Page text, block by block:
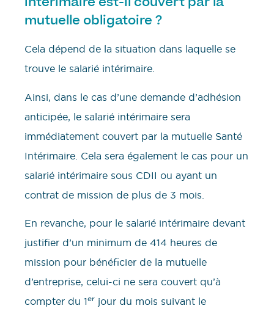
mutuelle obligatoire ?
Cela dépend de la situation dans laquelle se
trouve le salarié intérimaire.
Ainsi, dans le cas d’une demande d’adhésion
anticipée, le salarié intérimaire sera
immédiatement couvert par la mutuelle Santé
Intérimaire. Cela sera également le cas pour un
salarié intérimaire sous CDII ou ayant un
contrat de mission de plus de 3 mois.
En revanche, pour le salarié intérimaire devant
justifier d’un minimum de 414 heures de
mission pour bénéficier de la mutuelle
d’entreprise, celui-ci ne sera couvert qu’à
compter du 1er jour du mois suivant le